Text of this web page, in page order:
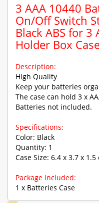
3 AAA 10440
On/Off Switch
Black ABS for 3
Holder Box
Description:
High Quality
Keep your batteries
The case can hold 3 x
Batteries not included.
Specifications:
Color: Black
Quantity: 1
Case Size: 6.4 x 3.7 x 1.5
Package Included:
1 x Batteries Case